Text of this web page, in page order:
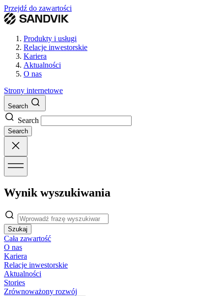
Przejdź do zawartości
Produkty i usługi
Relacje inwestorskie
Kariera
Aktualności
O nas
Strony internetowe
Search
Search
Search
Wynik wyszukiwania
Szukaj
Cała zawartość
O nas
Kariera
Relacje inwestorskie
Aktualności
Stories
Zrównoważony rozwój